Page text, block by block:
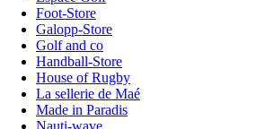
Foot-Store
Galopp-Store
Golf and co
Handball-Store
House of Rugby
La sellerie de Maé
Made in Paradis